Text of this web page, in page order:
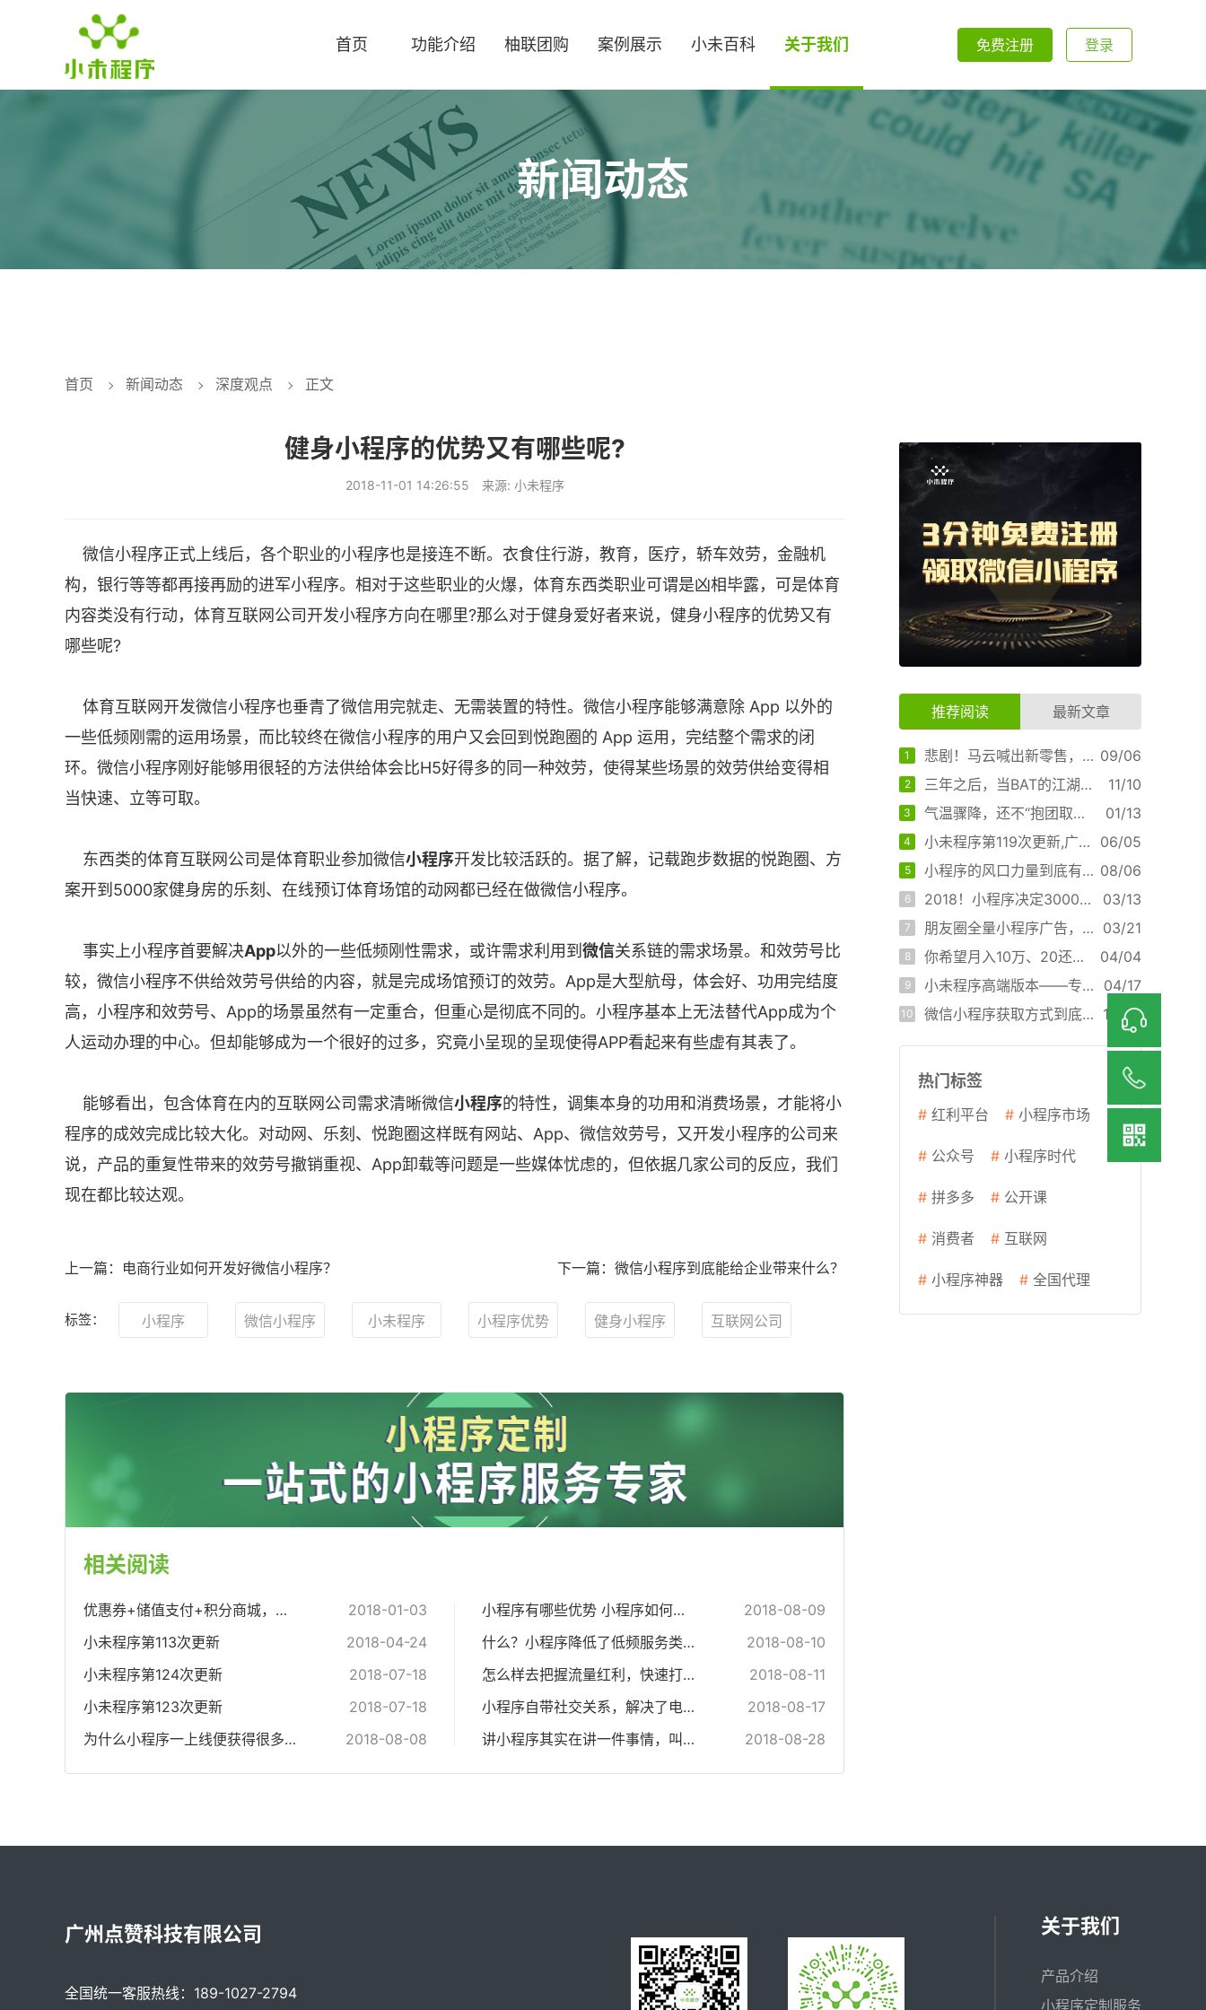
首页 功能介绍 柚联团购 案例展示 小未百科 关于我们 免费注册 登录
新闻动态
首页 新闻动态 深度观点 正文
健身小程序的优势又有哪些呢?
2018-11-01 14:26:55 来源: 小未程序
微信小程序正式上线后，各个职业的小程序也是接连不断。衣食住行游，教育，医疗，轿车效劳，金融机
构，银行等等都再接再励的进军小程序。相对于这些职业的火爆，体育东西类职业可谓是凶相毕露，可是体育
内容类没有行动，体育互联网公司开发小程序方向在哪里?那么对于健身爱好者来说，健身小程序的优势又有
哪些呢?
体育互联网开发微信小程序也垂青了微信用完就走、无需装置的特性。微信小程序能够满意除 App 以外的
一些低频刚需的运用场景，而比较终在微信小程序的用户又会回到悦跑圈的 App 运用，完结整个需求的闭
环。微信小程序刚好能够用很轻的方法供给体会比H5好得多的同一种效劳，使得某些场景的效劳供给变得相
当快速、立等可取。
东西类的体育互联网公司是体育职业参加微信小程序开发比较活跃的。据了解，记载跑步数据的悦跑圈、方
案开到5000家健身房的乐刻、在线预订体育场馆的动网都已经在做微信小程序。
事实上小程序首要解决App以外的一些低频刚性需求，或许需求利用到 微信关系链的需求场景。和效劳号比
较，微信小程序不供给效劳号供给的内容，就是完成场馆预订的效劳。App是大型航母，体会好、功用完结度
高，小程序和效劳号、App的场景虽然有一定重合，但重心是彻底不同的。小程序基本上无法替代App成为个
人运动办理的中心。但却能够成为一个很好的过多，究竟小呈现的呈现使得APP看起来有些虚有其表了。
能够看出，包含体育在内的互联网公司需求清晰微信小程序的特性，调集本身的功用和消费场景，才能将小
程序的成效完成比较大化。对动网、乐刻、悦跑圈这样既有网站、App、微信效劳号，又开发小程序的公司来
说，产品的重复性带来的效劳号撤销重视、App卸载等问题是一些媒体忧虑的，但依据几家公司的反应，我们
现在都比较达观。
上一篇：电商行业如何开发好微信小程序？ 下一篇：微信小程序到底能给企业带来什么？
标签： 小程序 微信小程序 小未程序 小程序优势 健身小程序 互联网公司
相关阅读
优惠券+储值支付+积分商城，小未程序打响2018年升级第一枪
2018-01-03
小未程序第113次更新
2018-04-24
小未程序第124次更新
2018-07-18
小未程序第123次更新
2018-07-18
为什么小程序一上线便获得很多创业者的青睐？
2018-08-08
小程序有哪些优势 小程序如何带来利益
2018-08-09
什么？小程序降低了低频服务类APP的使用门槛？
2018-08-10
怎么样去把握流量红利，快速打开小程序市场？
2018-08-11
小程序自带社交关系，解决了电商的信任问题
2018-08-17
讲小程序其实在讲一件事情，叫风口
2018-08-28
推荐阅读 最新文章
1 悲剧！马云喊出新零售，却让小程序入了局 09/06
2 三年之后，当BAT的江湖只剩下腾讯 11/10
3 气温骤降，还不“抱团取暖”？小未程序又更新啦！！ 01/13
4 小未程序第119次更新,广州点赞科技小未程序 06/05
5 小程序的风口力量到底有多大？ 08/06
6 2018！小程序决定3000万商家业绩翻番的3个重要更新！ 03/13
7 朋友圈全量小程序广告，这帮人即将富甲一方 03/21
8 你希望月入10万、20还是30万？看看他们是怎么实现的！ 04/04
9 小未程序高端版本——专业版终于免费啦！ 04/17
10 微信小程序获取方式到底有哪些方式？ 10/09
热门标签
# 红利平台 # 小程序市场
# 公众号 # 小程序时代
# 拼多多 # 公开课
# 消费者 # 互联网
# 小程序神器 # 全国代理
广州点赞科技有限公司
全国统一客服热线：189-1027-2794
关于我们
产品介绍
小程序定制服务